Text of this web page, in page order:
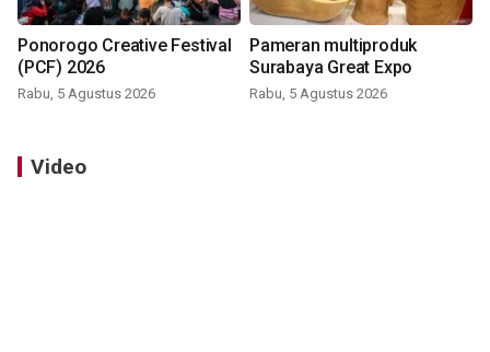
Ponorogo Creative Festival
(PCF) 2026
Rabu, 5 Agustus 2026
Pameran multiproduk
Surabaya Great Expo
Rabu, 5 Agustus 2026
Video